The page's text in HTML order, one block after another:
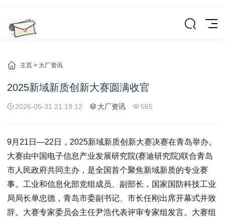
主页 > 大厂资讯
2025新域新质创新大赛圆满收官
2026-05-31 21:19:12 大厂资讯 565
9月21日—22日，2025新域新质创新大赛决赛在青岛举办。
大赛由中国电子信息产业发展研究院(赛迪研究院)联合青岛
市人民政府共同主办，是全国首个聚焦新域新质的专业赛
事。工业和信息化部党组成员、副部长，国家国防科技工业
局局长单忠德，青岛市委副书记、市长任刚出席开幕式并致
辞。大赛专家委员会主任尹浩代表评审专家组发言。大赛组